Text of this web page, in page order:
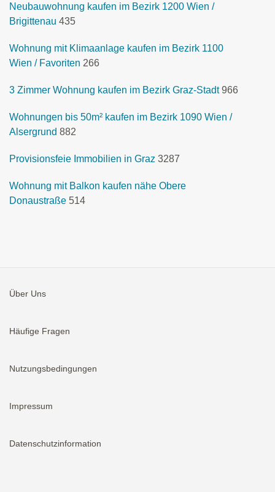
Neubauwohnung kaufen im Bezirk 1200 Wien /
Brigittenau 435
Wohnung mit Klimaanlage kaufen im Bezirk 1100
Wien / Favoriten 266
3 Zimmer Wohnung kaufen im Bezirk Graz-Stadt 966
Wohnungen bis 50m² kaufen im Bezirk 1090 Wien /
Alsergrund 882
Provisionsfeie Immobilien in Graz 3287
Wohnung mit Balkon kaufen nähe Obere
Donaustraße 514
Über Uns
Häufige Fragen
Nutzungsbedingungen
Impressum
Datenschutzinformation